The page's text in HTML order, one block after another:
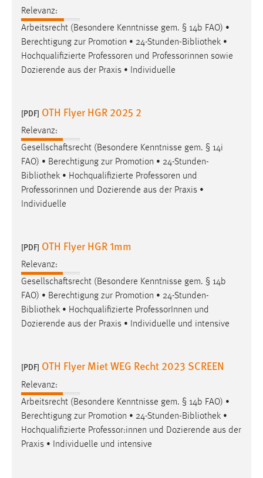
Relevanz:
Arbeitsrecht (Besondere Kenntnisse gem. § 14b FAO) •
Berechtigung zur Promotion • 24-Stunden-Bibliothek •
Hochqualifizierte Professoren und Professorinnen sowie
Dozierende aus der Praxis • Individuelle
[PDF] OTH Flyer HGR 2025 2
Relevanz:
Gesellschaftsrecht (Besondere Kenntnisse gem. § 14i
FAO) • Berechtigung zur Promotion • 24-Stunden-
Bibliothek • Hochqualifizierte Professoren und
Professorinnen und Dozierende aus der Praxis •
Individuelle
[PDF] OTH Flyer HGR 1mm
Relevanz:
Gesellschaftsrecht (Besondere Kenntnisse gem. § 14b
FAO) • Berechtigung zur Promotion • 24-Stunden-
Bibliothek • Hochqualifizierte ProfessorInnen und
Dozierende aus der Praxis • Individuelle und intensive
[PDF] OTH Flyer Miet WEG Recht 2023 SCREEN
Relevanz:
Arbeitsrecht (Besondere Kenntnisse gem. § 14b FAO) •
Berechtigung zur Promotion • 24-Stunden-Bibliothek •
Hochqualifizierte Professor:innen und Dozierende aus der
Praxis • Individuelle und intensive
Name:
MibewSessionID, MIBEW_UserID, mibew_locale, mibew-
chat-frame-style-5e9dbeb1811c0446
Zweck:
Wird benötigt um die Chatfunktion nutzen zu können.
MibewSessionID, mibew-chat-frame-style-
5e9dbeb1811c0446 = Sitzungslaufzeit, mibew_locale = 3
Jahre, MIBEW_UserID = 1 Jahr
Login
Name:
fe_user, be_user, be_lastLoginProvider
einloggen zu können.
Cookie Laufzeit:
24 Stunden
Diese Informationen helfen uns zu verstehen, wie
Matomo
Name:
_pk_ref, _pk_cvar, _pk_id, _pk_ses